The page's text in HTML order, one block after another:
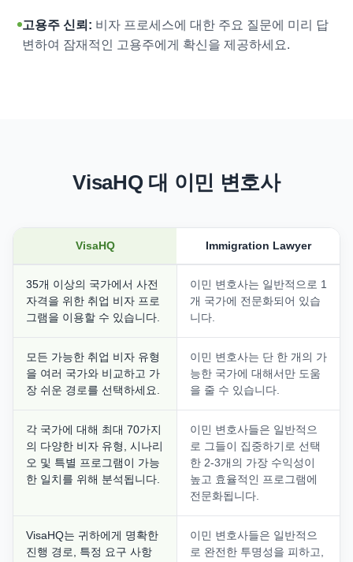
고용주 신뢰: 비자 프로세스에 대한 주요 질문에 미리 답
변하여 잠재적인 고용주에게 확신을 제공하세요.
VisaHQ 대 이민 변호사
VisaHQ Immigration Lawyer
35개 이상의 국가에서 사전
자격을 위한 취업 비자 프로
그램을 이용할 수 있습니다.
이민 변호사는 일반적으로 1
개 국가에 전문화되어 있습
니다.
모든 가능한 취업 비자 유형
을 여러 국가와 비교하고 가
장 쉬운 경로를 선택하세요.
이민 변호사는 단 한 개의 가
능한 국가에 대해서만 도움
을 줄 수 있습니다.
각 국가에 대해 최대 70가지
의 다양한 비자 유형, 시나리
오 및 특별 프로그램이 가능
한 일치를 위해 분석됩니다.
이민 변호사들은 일반적으
로 그들이 집중하기로 선택
한 2-3개의 가장 수익성이
높고 효율적인 프로그램에
전문화됩니다.
VisaHQ는 귀하에게 명확한
진행 경로, 특정 요구 사항
이민 변호사들은 일반적으
로 완전한 투명성을 피하고,